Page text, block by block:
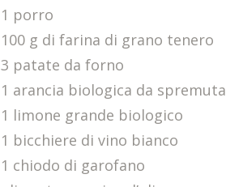
1 porro
100 g di farina di grano tenero
3 patate da forno
1 arancia biologica da spremuta
1 limone grande biologico
1 bicchiere di vino bianco
1 chiodo di garofano